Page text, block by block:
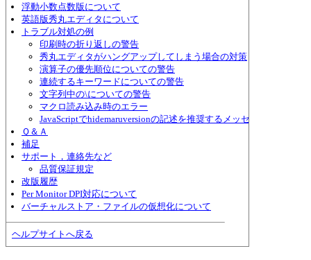
浮動小数点数版について
英語版秀丸エディタについて
トラブル対処の例
印刷時の折り返しの警告
秀丸エディタがハングアップしてしまう場合の対策
演算子の優先順位についての警告
連続するキーワードについての警告
文字列中の\についての警告
マクロ読み込み時のエラー
JavaScriptでhidemaruversionの記述を推奨するメッセージ
Ｑ＆Ａ
補足
サポート，連絡先など
品質保証規定
改版履歴
Per Monitor DPI対応について
バーチャルストア・ファイルの仮想化について
ヘルプサイトへ戻る